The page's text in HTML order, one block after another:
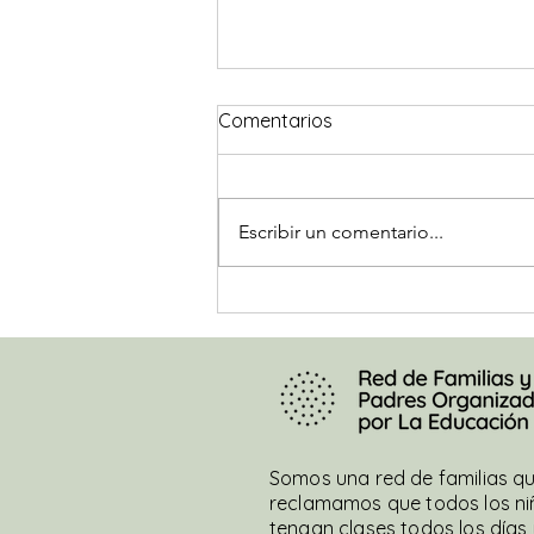
#DecileNoAGraham
La titular de la Defensoría de
vulneraban derechos
fundamentales de la niñez,...
Comentarios
Escribir un comentario...
Somos una red de familias
reclamamos que todos los
tengan clases todos los días